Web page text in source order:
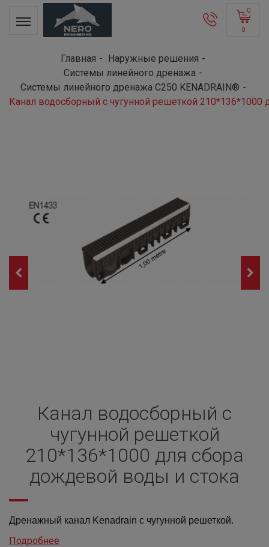
0
0
Главная
Наружные решения
Системы линейного дренажа
Системы линейного дренажа C250 KENADRAIN®
Канал водосборный с чугунной решеткой
Канал водосборный с
чугунной решеткой
210*136*1000 для сбора
дождевой воды и стока
Дренажный канал Kenadrain с чугунной решеткой.
Подробнее